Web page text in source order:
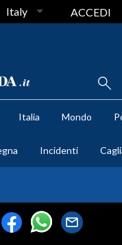
Italy ACCEDI
Italia Mondo
Incidenti